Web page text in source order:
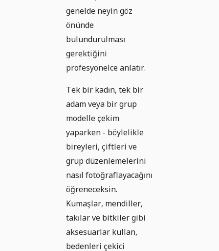
genelde neyin göz
önünde
bulundurulması
gerektiğini
profesyonelce anlatır.
Tek bir kadın, tek bir
adam veya bir grup
modelle çekim
yaparken - böylelikle
bireyleri, çiftleri ve
grup düzenlemelerini
nasıl fotoğraflayacağını
öğreneceksin.
Kumaşlar, mendiller,
takılar ve bitkiler gibi
aksesuarlar kullan,
bedenleri çekici